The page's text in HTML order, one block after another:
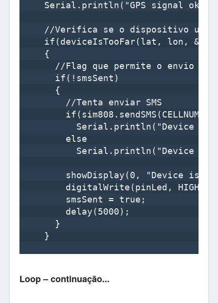
Serial.println("GPS signal ok.
//Verifica se o dispositivo
if(deviceIsTooFar(lat, lon,
    {
//Flag que permite o envio de
      if(!smsSent)
      {
        //Tenta enviar SMS
        else
Serial.println("Device
showDisplay(0, "Device is
digitalWrite(pinLed, HIGH);
        smsSent = true;
        delay(5000);
      }
    }
Loop – continuação...